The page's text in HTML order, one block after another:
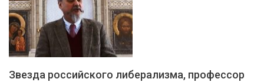
Звезда российского либерализма, профессор